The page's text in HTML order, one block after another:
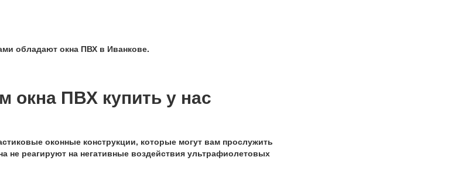
обладают окна ПВХ в Иванкове.
окна ПВХ купить у нас
оконные конструкции, которые могут вам прослужить
не реагируют на негативные воздействия ультрафиолетовых